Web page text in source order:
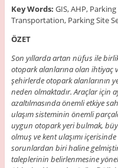
Key Words: GIS, AHP,
Transportation, Parking Site
ÖZET
Son yıllarda artan nüfus ile
otopark alanlarına olan ihtiyaç
şehirlerde otopark alanlarının
neden olmaktadır. Araçlar için
azaltılmasında önemli etkiye
ulaşım sisteminin önemli
uygun otopark yeri bulmak,
olmuş ve kent ulaşımı
sorunlardan biri haline
taleplerinin belirlenmesine